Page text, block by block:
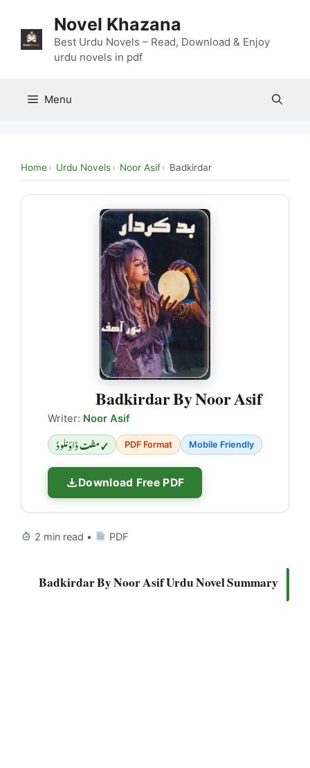
content
Novel Khazana
Best Urdu Novels – Read, Download & Enjoy
urdu novels in pdf
Menu
Home Urdu Novels Noor Asif Badkirdar
Badkirdar By Noor Asif
Writer: Noor Asif
✓ مفت ڈاؤنلوڈ PDF Format Mobile Friendly
Download Free PDF
2 min read • PDF
Badkirdar By Noor Asif Urdu Novel Summary